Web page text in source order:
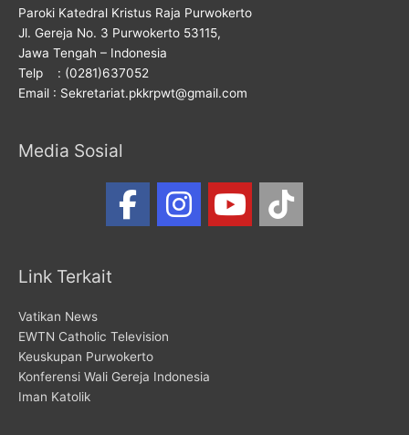
Paroki Katedral Kristus Raja Purwokerto
Jl. Gereja No. 3 Purwokerto 53115,
Jawa Tengah – Indonesia
Telp : (0281)637052
Email : Sekretariat.pkkrpwt@gmail.com
Media Sosial
Link Terkait
Vatikan News
EWTN Catholic Television
Keuskupan Purwokerto
Konferensi Wali Gereja Indonesia
Iman Katolik